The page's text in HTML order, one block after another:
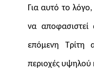
Για αυτό το
να αποφασιστεί
επόμενη
περιοχές υψηλού